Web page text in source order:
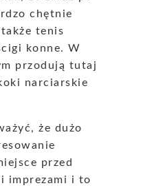
chętnie
tenis
konne. W
przodują tutaj
narciarskie
że dużo
przed
imprezami i to